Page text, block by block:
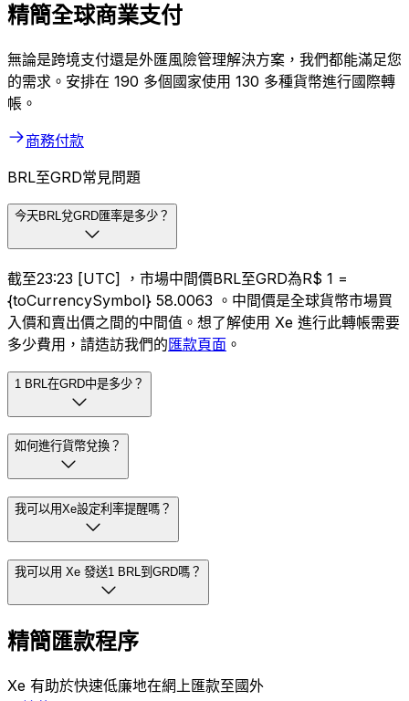
精簡全球商業支付
無論是跨境支付還是外匯風險管理解決方案，我們都能滿足您
的需求。安排在 190 多個國家使用 130 多種貨幣進行國際轉
帳。
商務付款
BRL至GRD常見問題
今天BRL兌GRD匯率是多少？
截至23:23 [UTC] ，市場中間價BRL至GRD為R$ 1 =
{toCurrencySymbol} 58.0063 。中間價是全球貨幣市場買
入價和賣出價之間的中間值。想了解使用 Xe 進行此轉帳需要
多少費用，請造訪我們的匯款頁面 。
1 BRL在GRD中是多少？
如何進行貨幣兌換？
我可以用Xe設定利率提醒嗎？
我可以用 Xe 發送1 BRL到GRD嗎？
精簡匯款程序
Xe 有助於快速低廉地在網上匯款至國外